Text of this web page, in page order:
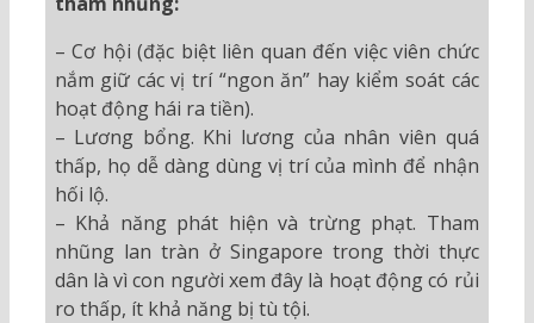
– Cơ hội (đặc biệt liên quan đến việc viên chức
nắm giữ các vị trí “ngon ăn” hay kiểm soát các
hoạt động hái ra tiền).
– Lương bổng. Khi lương của nhân viên quá
thấp, họ dễ dàng dùng vị trí của mình để nhận
hối lộ.
– Khả năng phát hiện và trừng phạt. Tham
nhũng lan tràn ở Singapore trong thời thực
dân là vì con người xem đây là hoạt động có rủi
ro thấp, ít khả năng bị tù tội.